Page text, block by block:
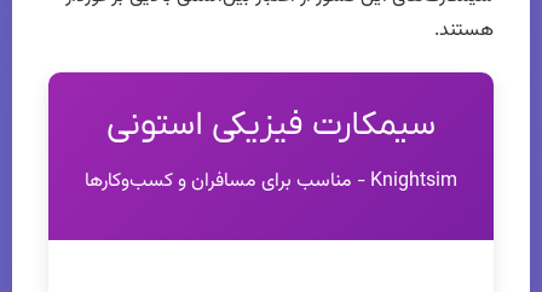
هستند.
سیمکارت فیزیکی استونی
Knightsim - مناسب برای مسافران و کسب‌وکارها